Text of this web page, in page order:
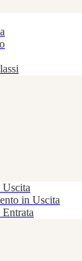
Uscita
in Uscita